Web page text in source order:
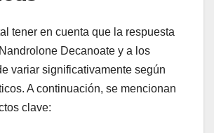
tener en cuenta que la respuesta
Decanoate y a los
variar significativamente según
A continuación, se mencionan
clave: